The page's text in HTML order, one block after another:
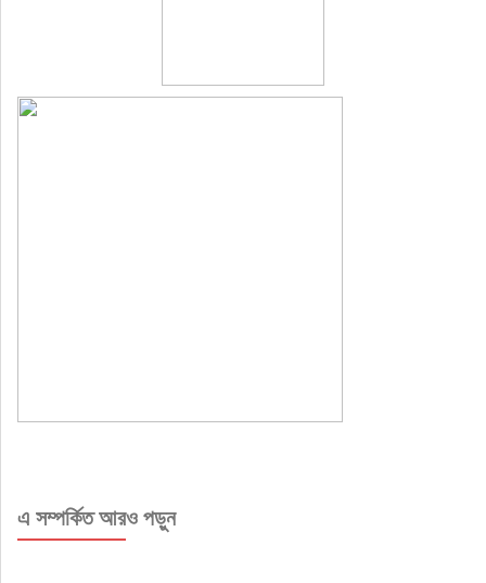
এ সম্পর্কিত আরও পড়ুন